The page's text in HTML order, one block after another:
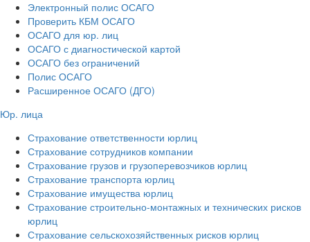
Электронный полис ОСАГО
Проверить КБМ ОСАГО
ОСАГО для юр. лиц
ОСАГО с диагностической картой
ОСАГО без ограничений
Полис ОСАГО
Расширенное ОСАГО (ДГО)
Юр. лица
Страхование ответственности юрлиц
Страхование сотрудников компании
Страхование грузов и грузоперевозчиков юрлиц
Страхование транспорта юрлиц
Страхование имущества юрлиц
Страхование строительно-монтажных и технических рисков
юрлиц
Страхование сельскохозяйственных рисков юрлиц